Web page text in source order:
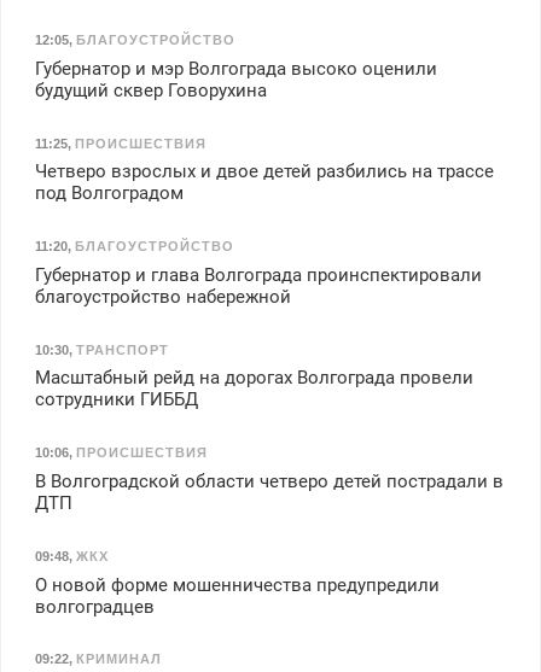
12:05, БЛАГОУСТРОЙСТВО
Губернатор и мэр Волгограда высоко оценили
будущий сквер Говорухина
11:25, ПРОИСШЕСТВИЯ
Четверо взрослых и двое детей разбились на трассе
под Волгоградом
11:20, БЛАГОУСТРОЙСТВО
Губернатор и глава Волгограда проинспектировали
благоустройство набережной
10:30, ТРАНСПОРТ
Масштабный рейд на дорогах Волгограда провели
сотрудники ГИББД
10:06, ПРОИСШЕСТВИЯ
В Волгоградской области четверо детей пострадали в
ДТП
09:48, ЖКХ
О новой форме мошенничества предупредили
волгоградцев
09:22, КРИМИНАЛ